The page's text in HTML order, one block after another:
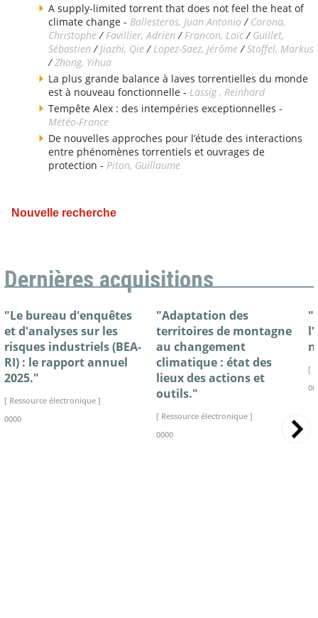
A supply-limited torrent that does not feel the heat of
climate change - Ballesteros, Juan Antonio / Corona,
Christophe/ Favillier, Adrien / Francon, Loïc/ Guillet,
Sébastien / Jiazhi, Qie/ Lopez-Saez, Jérôme/Stoffel, Markus
/Zhong, Yihua
La plus grande balance à laves torrentielles du monde
est à nouveau fonctionnelle - Lässig , Reinhard
Tempête Alex : des intempéries exceptionnelles -
Météo-France
De nouvelles approches pour l’étude des interactions
entre phénomènes torrentiels et ouvrages de
protection - Piton, Guillaume
Nouvelle recherche
Dernières acquisitions
"Le bureau d'enquêtes
et d'analyses sur les
risques industriels (BEA-
RI) : le rapport annuel
2025."
[ Ressource électronique ]
0000
"Adaptation des
territoires de montagne
au changement
climatique : état des
lieux des actions et
outils."
[ Ressource électronique ]
0000
[